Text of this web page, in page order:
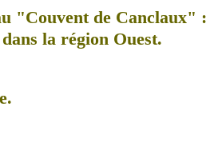
"Couvent de Canclaux" :
la région Ouest.